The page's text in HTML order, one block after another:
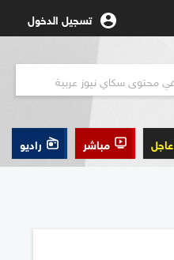
تسجيل الدخول
عاجل مباشر راديو